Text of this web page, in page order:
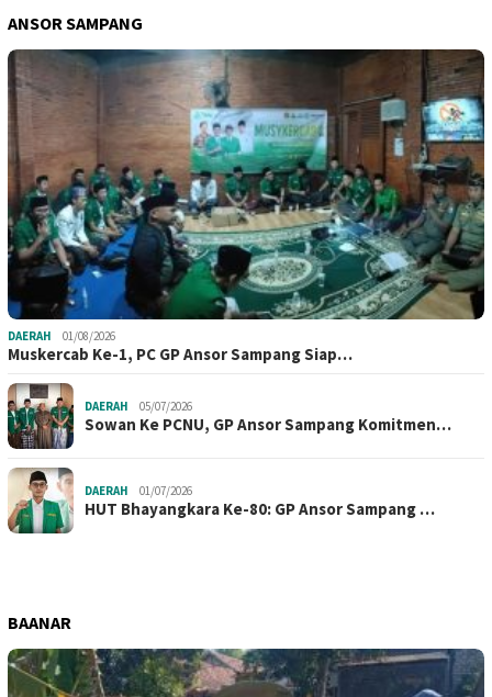
ANSOR SAMPANG
DAERAH 01/08/2026
Muskercab Ke-1, PC GP Ansor Sampang Siap…
DAERAH 05/07/2026
Sowan Ke PCNU, GP Ansor Sampang Komitmen…
DAERAH 01/07/2026
HUT Bhayangkara Ke-80: GP Ansor Sampang …
BAANAR